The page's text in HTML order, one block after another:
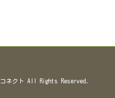
ネクト All Rights Reserved.